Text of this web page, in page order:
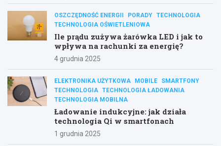
OSZCZĘDNOŚĆ ENERGII PORADY TECHNOLOGIA
TECHNOLOGIA OŚWIETLENIOWA
Ile prądu zużywa żarówka LED i jak to
wpływa na rachunki za energię?
4 grudnia 2025
ELEKTRONIKA UŻYTKOWA MOBILE
SMARTFONY
TECHNOLOGIA TECHNOLOGIA ŁADOWANIA
TECHNOLOGIA MOBILNA
Ładowanie indukcyjne: jak działa
technologia Qi w smartfonach
1 grudnia 2025